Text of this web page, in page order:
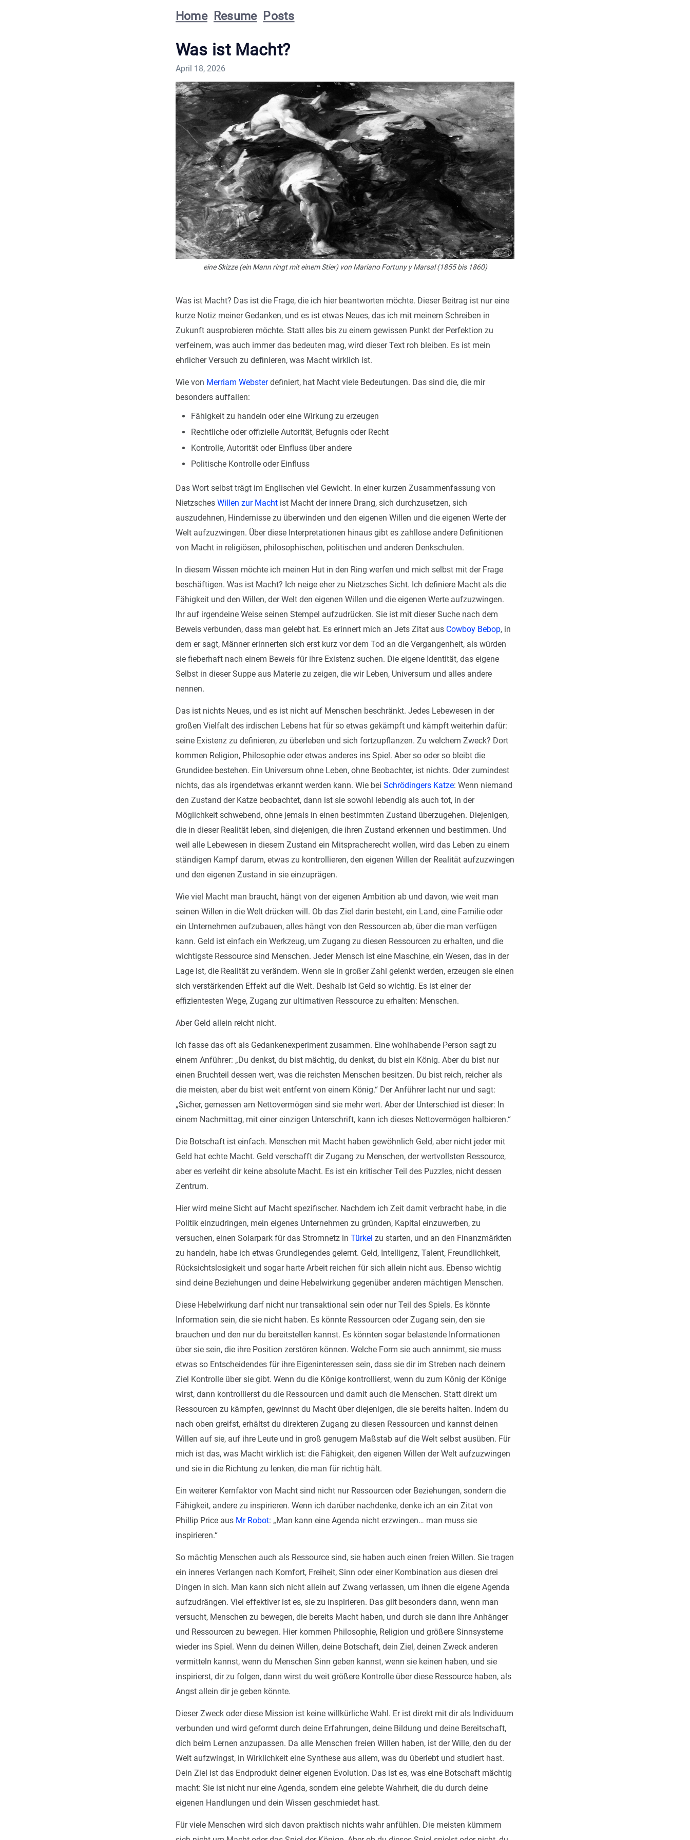
Home Resume Posts
Was ist Macht?
April 18, 2026
eine Skizze (ein Mann ringt mit einem Stier) von Mariano Fortuny y Marsal (1855 bis 1860)
Was ist Macht? Das ist die Frage, die ich hier beantworten möchte. Dieser Beitrag ist nur eine
kurze Notiz meiner Gedanken, und es ist etwas Neues, das ich mit meinem Schreiben in
Zukunft ausprobieren möchte. Statt alles bis zu einem gewissen Punkt der Perfektion zu
verfeinern, was auch immer das bedeuten mag, wird dieser Text roh bleiben. Es ist mein
ehrlicher Versuch zu definieren, was Macht wirklich ist.
Wie von Merriam Websterdefiniert, hat Macht viele Bedeutungen. Das sind die, die mir
besonders auffallen:
Fähigkeit zu handeln oder eine Wirkung zu erzeugen
Rechtliche oder offizielle Autorität, Befugnis oder Recht
Kontrolle, Autorität oder Einfluss über andere
Politische Kontrolle oder Einfluss
Das Wort selbst trägt im Englischen viel Gewicht. In einer kurzen Zusammenfassung von
Nietzsches Willen zur Macht ist Macht der innere Drang, sich durchzusetzen, sich
auszudehnen, Hindernisse zu überwinden und den eigenen Willen und die eigenen Werte der
Welt aufzuzwingen. Über diese Interpretationen hinaus gibt es zahllose andere Definitionen
von Macht in religiösen, philosophischen, politischen und anderen Denkschulen.
In diesem Wissen möchte ich meinen Hut in den Ring werfen und mich selbst mit der Frage
beschäftigen. Was ist Macht? Ich neige eher zu Nietzsches Sicht. Ich definiere Macht als die
Fähigkeit und den Willen, der Welt den eigenen Willen und die eigenen Werte aufzuzwingen.
Ihr auf irgendeine Weise seinen Stempel aufzudrücken. Sie ist mit dieser Suche nach dem
Beweis verbunden, dass man gelebt hat. Es erinnert mich an Jets Zitat aus Cowboy Bebop, in
dem er sagt, Männer erinnerten sich erst kurz vor dem Tod an die Vergangenheit, als würden
sie fieberhaft nach einem Beweis für ihre Existenz suchen. Die eigene Identität, das eigene
Selbst in dieser Suppe aus Materie zu zeigen, die wir Leben, Universum und alles andere
nennen.
Das ist nichts Neues, und es ist nicht auf Menschen beschränkt. Jedes Lebewesen in der
großen Vielfalt des irdischen Lebens hat für so etwas gekämpft und kämpft weiterhin dafür:
seine Existenz zu definieren, zu überleben und sich fortzupflanzen. Zu welchem Zweck? Dort
kommen Religion, Philosophie oder etwas anderes ins Spiel. Aber so oder so bleibt die
Grundidee bestehen. Ein Universum ohne Leben, ohne Beobachter, ist nichts. Oder zumindest
nichts, das als irgendetwas erkannt werden kann. Wie bei Schrödingers Katze: Wenn niemand
den Zustand der Katze beobachtet, dann ist sie sowohl lebendig als auch tot, in der
Möglichkeit schwebend, ohne jemals in einen bestimmten Zustand überzugehen. Diejenigen,
die in dieser Realität leben, sind diejenigen, die ihren Zustand erkennen und bestimmen. Und
weil alle Lebewesen in diesem Zustand ein Mitspracherecht wollen, wird das Leben zu einem
ständigen Kampf darum, etwas zu kontrollieren, den eigenen Willen der Realität aufzuzwingen
und den eigenen Zustand in sie einzuprägen.
Wie viel Macht man braucht, hängt von der eigenen Ambition ab und davon, wie weit man
seinen Willen in die Welt drücken will. Ob das Ziel darin besteht, ein Land, eine Familie oder
ein Unternehmen aufzubauen, alles hängt von den Ressourcen ab, über die man verfügen
kann. Geld ist einfach ein Werkzeug, um Zugang zu diesen Ressourcen zu erhalten, und die
wichtigste Ressource sind Menschen. Jeder Mensch ist eine Maschine, ein Wesen, das in der
Lage ist, die Realität zu verändern. Wenn sie in großer Zahl gelenkt werden, erzeugen sie einen
sich verstärkenden Effekt auf die Welt. Deshalb ist Geld so wichtig. Es ist einer der
effizientesten Wege, Zugang zur ultimativen Ressource zu erhalten: Menschen.
Aber Geld allein reicht nicht.
Ich fasse das oft als Gedankenexperiment zusammen. Eine wohlhabende Person sagt zu
einem Anführer: „Du denkst, du bist mächtig, du denkst, du bist ein König. Aber du bist nur
einen Bruchteil dessen wert, was die reichsten Menschen besitzen. Du bist reich, reicher als
die meisten, aber du bist weit entfernt von einem König.“ Der Anführer lacht nur und sagt:
„Sicher, gemessen am Nettovermögen sind sie mehr wert. Aber der Unterschied ist dieser: In
einem Nachmittag, mit einer einzigen Unterschrift, kann ich dieses Nettovermögen halbieren.“
Die Botschaft ist einfach. Menschen mit Macht haben gewöhnlich Geld, aber nicht jeder mit
Geld hat echte Macht. Geld verschafft dir Zugang zu Menschen, der wertvollsten Ressource,
aber es verleiht dir keine absolute Macht. Es ist ein kritischer Teil des Puzzles, nicht dessen
Zentrum.
Hier wird meine Sicht auf Macht spezifischer. Nachdem ich Zeit damit verbracht habe, in die
Politik einzudringen, mein eigenes Unternehmen zu gründen, Kapital einzuwerben, zu
versuchen, einen Solarpark für das Stromnetz in Türkei zu starten, und an den Finanzmärkten
zu handeln, habe ich etwas Grundlegendes gelernt. Geld, Intelligenz, Talent, Freundlichkeit,
Rücksichtslosigkeit und sogar harte Arbeit reichen für sich allein nicht aus. Ebenso wichtig
sind deine Beziehungen und deine Hebelwirkung gegenüber anderen mächtigen Menschen.
Diese Hebelwirkung darf nicht nur transaktional sein oder nur Teil des Spiels. Es könnte
Information sein, die sie nicht haben. Es könnte Ressourcen oder Zugang sein, den sie
brauchen und den nur du bereitstellen kannst. Es könnten sogar belastende Informationen
über sie sein, die ihre Position zerstören können. Welche Form sie auch annimmt, sie muss
etwas so Entscheidendes für ihre Eigeninteressen sein, dass sie dir im Streben nach deinem
Ziel Kontrolle über sie gibt. Wenn du die Könige kontrollierst, wenn du zum König der Könige
wirst, dann kontrollierst du die Ressourcen und damit auch die Menschen. Statt direkt um
Ressourcen zu kämpfen, gewinnst du Macht über diejenigen, die sie bereits halten. Indem du
nach oben greifst, erhältst du direkteren Zugang zu diesen Ressourcen und kannst deinen
Willen auf sie, auf ihre Leute und in groß genugem Maßstab auf die Welt selbst ausüben. Für
mich ist das, was Macht wirklich ist: die Fähigkeit, den eigenen Willen der Welt aufzuzwingen
und sie in die Richtung zu lenken, die man für richtig hält.
Ein weiterer Kernfaktor von Macht sind nicht nur Ressourcen oder Beziehungen, sondern die
Fähigkeit, andere zu inspirieren. Wenn ich darüber nachdenke, denke ich an ein Zitat von
Phillip Price aus Mr Robot: „Man kann eine Agenda nicht erzwingen… man muss sie
inspirieren.“
So mächtig Menschen auch als Ressource sind, sie haben auch einen freien Willen. Sie tragen
ein inneres Verlangen nach Komfort, Freiheit, Sinn oder einer Kombination aus diesen drei
Dingen in sich. Man kann sich nicht allein auf Zwang verlassen, um ihnen die eigene Agenda
aufzudrängen. Viel effektiver ist es, sie zu inspirieren. Das gilt besonders dann, wenn man
versucht, Menschen zu bewegen, die bereits Macht haben, und durch sie dann ihre Anhänger
und Ressourcen zu bewegen. Hier kommen Philosophie, Religion und größere Sinnsysteme
wieder ins Spiel. Wenn du deinen Willen, deine Botschaft, dein Ziel, deinen Zweck anderen
vermitteln kannst, wenn du Menschen Sinn geben kannst, wenn sie keinen haben, und sie
inspirierst, dir zu folgen, dann wirst du weit größere Kontrolle über diese Ressource haben, als
Angst allein dir je geben könnte.
Dieser Zweck oder diese Mission ist keine willkürliche Wahl. Er ist direkt mit dir als Individuum
verbunden und wird geformt durch deine Erfahrungen, deine Bildung und deine Bereitschaft,
dich beim Lernen anzupassen. Da alle Menschen freien Willen haben, ist der Wille, den du der
Welt aufzwingst, in Wirklichkeit eine Synthese aus allem, was du überlebt und studiert hast.
Dein Ziel ist das Endprodukt deiner eigenen Evolution. Das ist es, was eine Botschaft mächtig
macht: Sie ist nicht nur eine Agenda, sondern eine gelebte Wahrheit, die du durch deine
eigenen Handlungen und dein Wissen geschmiedet hast.
Für viele Menschen wird sich davon praktisch nichts wahr anfühlen. Die meisten kümmern